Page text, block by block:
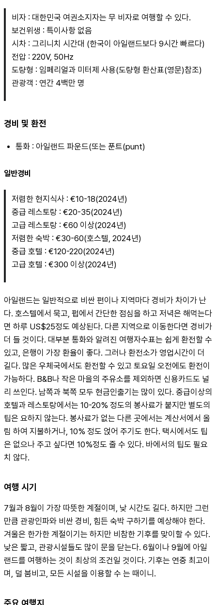
비자 : 대한민국 여권소지자는 무 비자로 여행할 수 있다.
보건위생 : 특이사항 없음
시차 : 그리니치 시간대 (한국이 아일랜드보다 9시간 빠르다)
전압 : 220V, 50Hz
도량형 : 임페리얼과 미터제 사용(도량형 환산표(영문)참조)
관광객 : 연간 4백만 명
경비 및 환전
통화 : 아일랜드 파운드(또는 푼트(punt)
일반경비
저렴한 현지식사 : €10-18(2024년)
중급 레스토랑 : €20-35(2024년)
고급 레스토랑 : €60 이상(2024년)
저렴한 숙박 : €30-60(호스텔, 2024년)
중급 호텔 : €120-220(2024년)
고급 호텔 : €300 이상(2024년)
아일랜드는 일반적으로 비싼 편이나 지역마다 경비가 차이가 난
다. 호스텔에서 묵고, 펍에서 간단한 점심을 하고 저녁은 해먹는다
면 하루 US$25정도 예상된다. 다른 지역으로 이동한다면 경비가
더 들 것이다. 대부분 통화와 알려진 여행자수표는 쉽게 환전할 수
있고, 은행이 가장 환율이 좋다. 그러나 환전소가 영업시간이 더
길다. 많은 우체국에서도 환전할 수 있고 토요일 오전에도 환전이
가능하다. B&B나 작은 마을의 주유소를 제외하면 신용카드도 널
리 쓰인다. 남쪽과 북쪽 모두 현금인출기는 많이 있다. 중급이상의
호텔과 레스토랑에서는 10-20% 정도의 봉사료가 붙지만 별도의
팁은 요하지 않는다. 봉사료가 없는 다른 곳에서는 계산서에서 올
림 하여 지불하거나, 10% 정도 얹어 주기도 한다. 택시에서도 팁
은 없으나 주고 싶다면 10%정도 줄 수 있다. 바에서의 팁도 필요
치 않다.
여행 시기
7월과 8월이 가장 따뜻한 계절이며, 낮 시간도 길다. 하지만 그런
만큼 관광인파와 비싼 경비, 힘든 숙박 구하기를 예상해야 한다.
겨울은 한가한 계절이기는 하지만 비참한 기후를 맞이할 수 있다.
낮은 짧고, 관광시설들도 많이 문을 닫는다. 6월이나 9월에 아일
랜드를 여행하는 것이 최상의 조건일 것이다. 기후는 연중 최고이
며, 덜 붐비고, 모든 시설을 이용할 수 는 때이니.
주요 여행지